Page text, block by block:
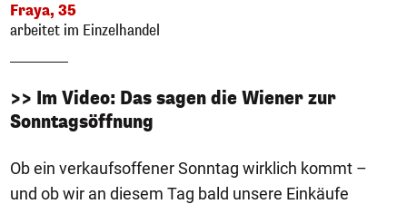
Fraya, 35
arbeitet im Einzelhandel
>> Im Video: Das sagen die Wiener zur
Sonntagsöffnung
Ob ein verkaufsoffener Sonntag wirklich kommt –
und ob wir an diesem Tag bald unsere Einkäufe